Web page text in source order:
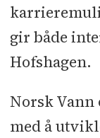
gir både
Hofshagen.
Norsk Vann
med å